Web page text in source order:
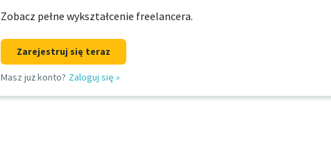
Zobacz pełne wykształcenie freelancera.
Zarejestruj się teraz
Masz już konto? Zaloguj się »